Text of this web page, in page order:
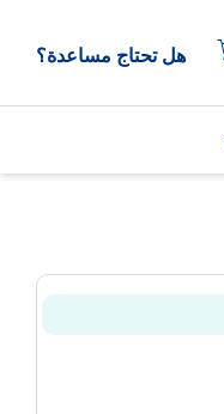
هل تحتاج مساعدة؟